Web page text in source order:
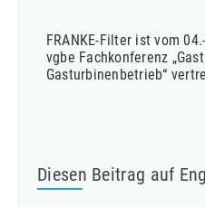
FRANKE-Filter ist vom
vgbe Fachkonferenz
Gasturbinenbetrieb“
Diesen Beitrag auf